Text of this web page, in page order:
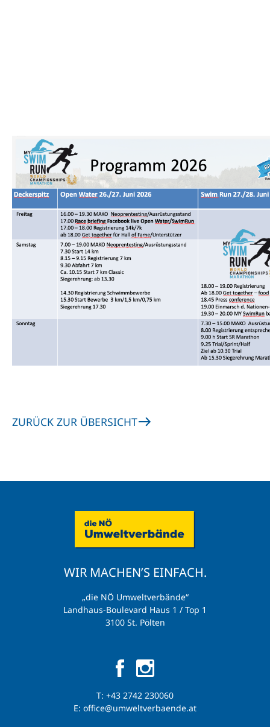
ZURÜCK ZUR ÜBERSICHT
WIR MACHEN’S EINFACH.
„die NÖ Umweltverbände“
Landhaus-Boulevard Haus 1 / Top 1
3100 St. Pölten
T: +43 2742 230060
E: office@umweltverbaende.at